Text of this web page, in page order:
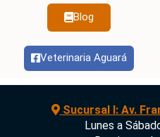
Blog
Veterinaria Aguará
Sucursal I: Av.
Lunes a